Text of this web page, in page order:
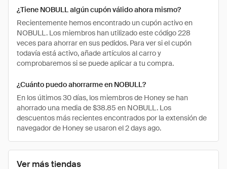
Ver más tiendas
¿Tiene NOBULL algún cupón válido ahora mismo?
Recientemente hemos encontrado un cupón activo en
NOBULL. Los miembros han utilizado este código 228
veces para ahorrar en sus pedidos. Para ver si el cupón
todavía está activo, añade artículos al carro y
comprobaremos si se puede aplicar a tu compra.
¿Cuánto puedo ahorrarme en NOBULL?
En los últimos 30 días, los miembros de Honey se han
ahorrado una media de $38.85 en NOBULL. Los
descuentos más recientes encontrados por la extensión de
navegador de Honey se usaron el 2 days ago.